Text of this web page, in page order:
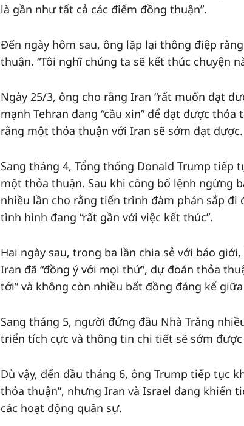
là gần như tất cả các điểm đồng thuận”.
Đến ngày hôm sau, ông lặp lại thông điệp
thuận. “Tôi nghĩ chúng ta sẽ kết thúc chuyện
Ngày 25/3, ông cho rằng Iran “rất muốn đạt
mạnh Tehran đang “cầu xin” để đạt được
rằng một thỏa thuận với Iran sẽ sớm đạt được.
Sang tháng 4, Tổng thống Donald Trump tiếp
một thỏa thuận. Sau khi công bố lệnh ngừng
nhiều lần cho rằng tiến trình đàm phán sắp đi
tình hình đang “rất gần với việc kết thúc”.
Hai ngày sau, trong ba lần chia sẻ với báo
Iran đã “đồng ý với mọi thứ”, dự đoán thỏa
tới” và không còn nhiều bất đồng đáng kể
Sang tháng 5, người đứng đầu Nhà Trắng
triển tích cực và thông tin chi tiết sẽ sớm
Dù vậy, đến đầu tháng 6, ông Trump tiếp tục
thỏa thuận”, nhưng Iran và Israel đang khiến
các hoạt động quân sự.